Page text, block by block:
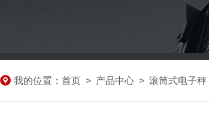
我的位置： 首页 > 产品中心 > 滚筒式电子秤